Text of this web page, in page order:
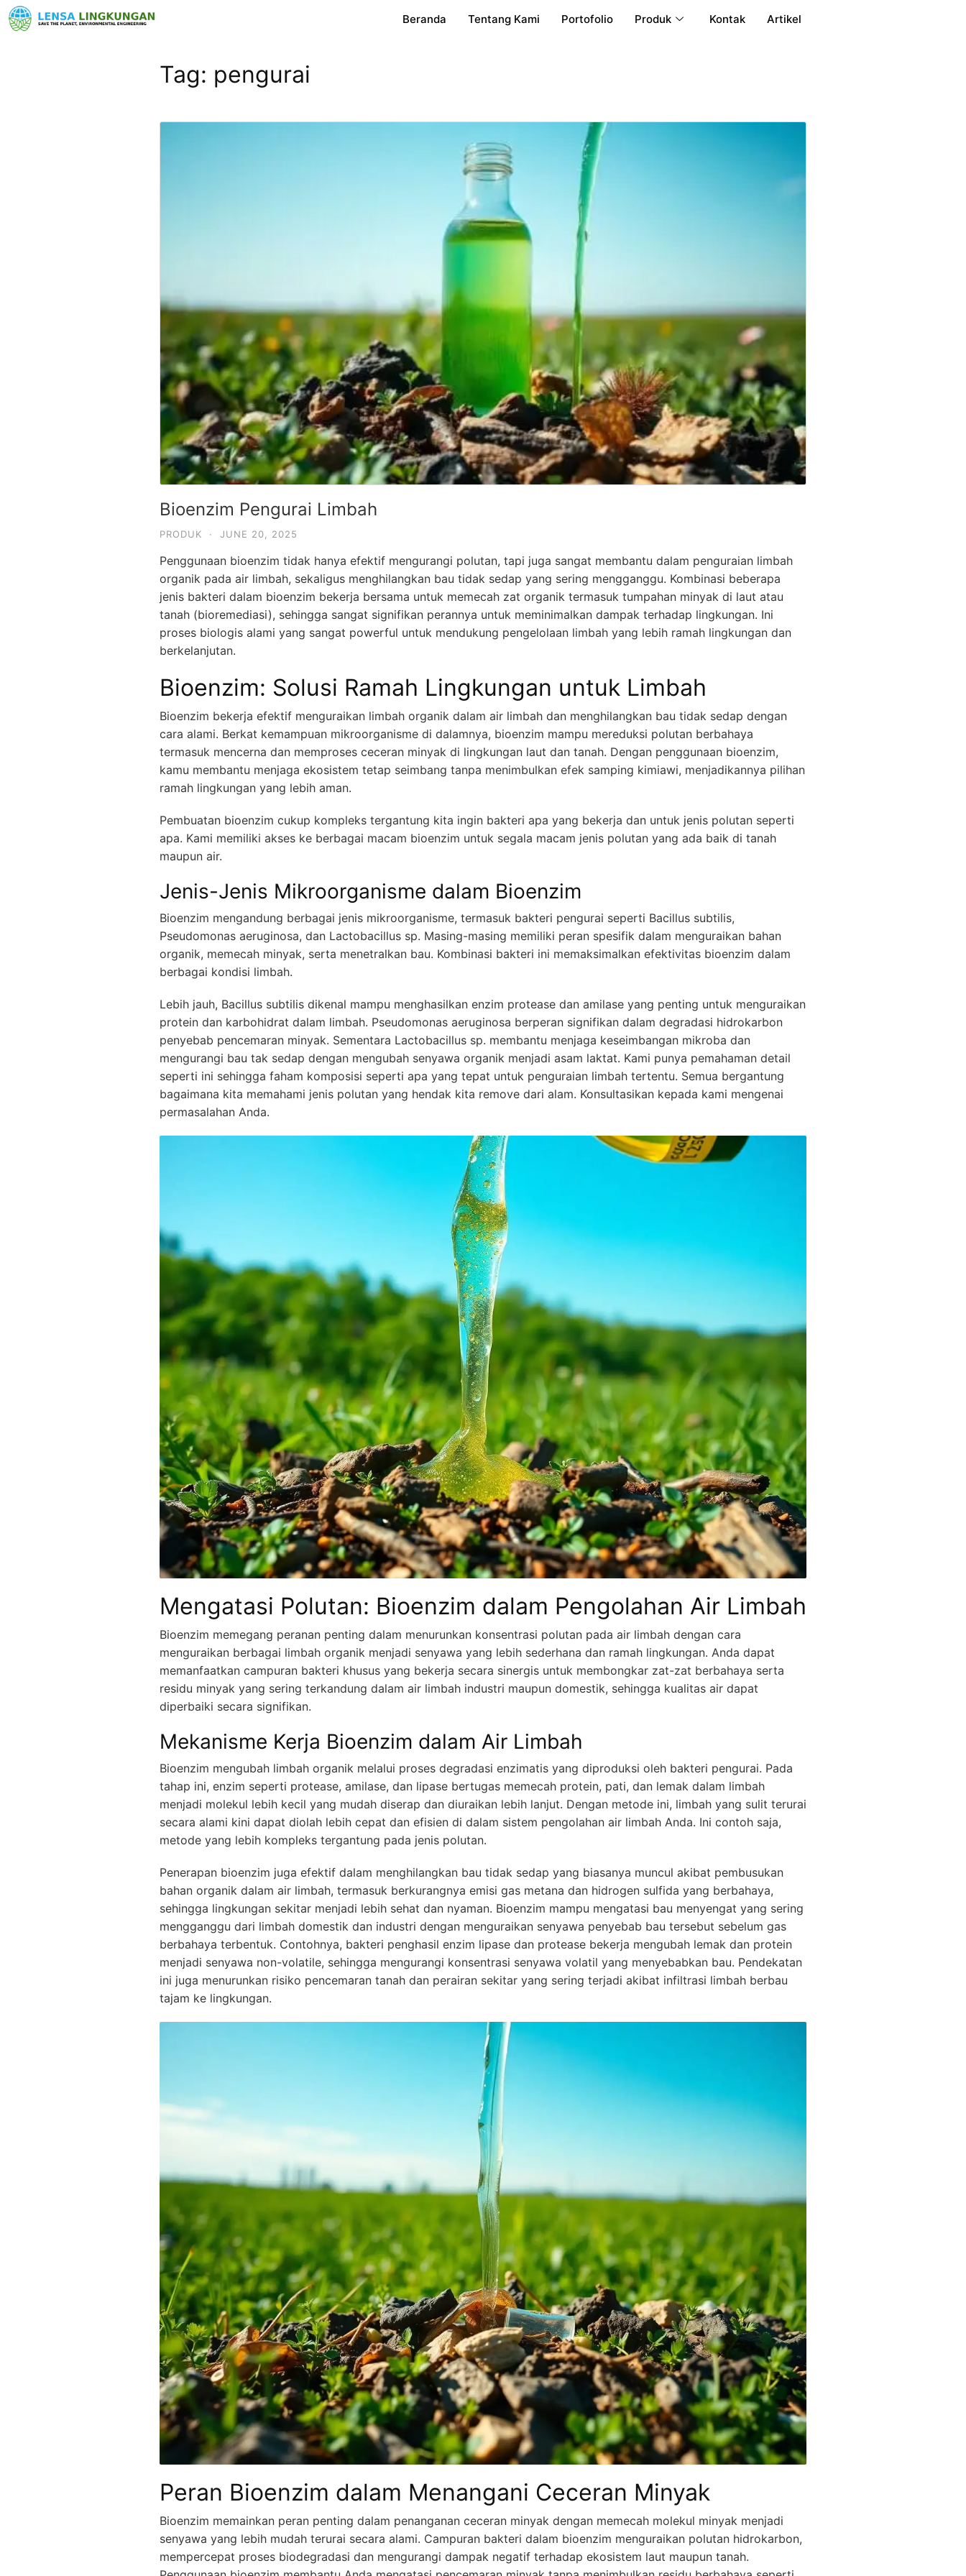
Beranda Tentang Kami Portofolio Produk Kontak Artikel
Tag: pengurai
Bioenzim Pengurai Limbah
PRODUK · JUNE 20, 2025
Penggunaan bioenzim tidak hanya efektif mengurangi polutan, tapi juga sangat membantu dalam penguraian limbah
organik pada air limbah, sekaligus menghilangkan bau tidak sedap yang sering mengganggu. Kombinasi beberapa
jenis bakteri dalam bioenzim bekerja bersama untuk memecah zat organik termasuk tumpahan minyak di laut atau
tanah (bioremediasi), sehingga sangat signifikan perannya untuk meminimalkan dampak terhadap lingkungan. Ini
proses biologis alami yang sangat powerful untuk mendukung pengelolaan limbah yang lebih ramah lingkungan dan
berkelanjutan.
Bioenzim: Solusi Ramah Lingkungan untuk Limbah
Bioenzim bekerja efektif menguraikan limbah organik dalam air limbah dan menghilangkan bau tidak sedap dengan
cara alami. Berkat kemampuan mikroorganisme di dalamnya, bioenzim mampu mereduksi polutan berbahaya
termasuk mencerna dan memproses ceceran minyak di lingkungan laut dan tanah. Dengan penggunaan bioenzim,
kamu membantu menjaga ekosistem tetap seimbang tanpa menimbulkan efek samping kimiawi, menjadikannya pilihan
ramah lingkungan yang lebih aman.
Pembuatan bioenzim cukup kompleks tergantung kita ingin bakteri apa yang bekerja dan untuk jenis polutan seperti
apa. Kami memiliki akses ke berbagai macam bioenzim untuk segala macam jenis polutan yang ada baik di tanah
maupun air.
Jenis-Jenis Mikroorganisme dalam Bioenzim
Bioenzim mengandung berbagai jenis mikroorganisme, termasuk bakteri pengurai seperti Bacillus subtilis,
Pseudomonas aeruginosa, dan Lactobacillus sp. Masing-masing memiliki peran spesifik dalam menguraikan bahan
organik, memecah minyak, serta menetralkan bau. Kombinasi bakteri ini memaksimalkan efektivitas bioenzim dalam
berbagai kondisi limbah.
Lebih jauh, Bacillus subtilis dikenal mampu menghasilkan enzim protease dan amilase yang penting untuk menguraikan
protein dan karbohidrat dalam limbah. Pseudomonas aeruginosa berperan signifikan dalam degradasi hidrokarbon
penyebab pencemaran minyak. Sementara Lactobacillus sp. membantu menjaga keseimbangan mikroba dan
mengurangi bau tak sedap dengan mengubah senyawa organik menjadi asam laktat. Kami punya pemahaman detail
seperti ini sehingga faham komposisi seperti apa yang tepat untuk penguraian limbah tertentu. Semua bergantung
bagaimana kita memahami jenis polutan yang hendak kita remove dari alam. Konsultasikan kepada kami mengenai
permasalahan Anda.
Mengatasi Polutan: Bioenzim dalam Pengolahan Air Limbah
Bioenzim memegang peranan penting dalam menurunkan konsentrasi polutan pada air limbah dengan cara
menguraikan berbagai limbah organik menjadi senyawa yang lebih sederhana dan ramah lingkungan. Anda dapat
memanfaatkan campuran bakteri khusus yang bekerja secara sinergis untuk membongkar zat-zat berbahaya serta
residu minyak yang sering terkandung dalam air limbah industri maupun domestik, sehingga kualitas air dapat
diperbaiki secara signifikan.
Mekanisme Kerja Bioenzim dalam Air Limbah
Bioenzim mengubah limbah organik melalui proses degradasi enzimatis yang diproduksi oleh bakteri pengurai. Pada
tahap ini, enzim seperti protease, amilase, dan lipase bertugas memecah protein, pati, dan lemak dalam limbah
menjadi molekul lebih kecil yang mudah diserap dan diuraikan lebih lanjut. Dengan metode ini, limbah yang sulit terurai
secara alami kini dapat diolah lebih cepat dan efisien di dalam sistem pengolahan air limbah Anda. Ini contoh saja,
metode yang lebih kompleks tergantung pada jenis polutan.
Penerapan bioenzim juga efektif dalam menghilangkan bau tidak sedap yang biasanya muncul akibat pembusukan
bahan organik dalam air limbah, termasuk berkurangnya emisi gas metana dan hidrogen sulfida yang berbahaya,
sehingga lingkungan sekitar menjadi lebih sehat dan nyaman. Bioenzim mampu mengatasi bau menyengat yang sering
mengganggu dari limbah domestik dan industri dengan menguraikan senyawa penyebab bau tersebut sebelum gas
berbahaya terbentuk. Contohnya, bakteri penghasil enzim lipase dan protease bekerja mengubah lemak dan protein
menjadi senyawa non-volatile, sehingga mengurangi konsentrasi senyawa volatil yang menyebabkan bau. Pendekatan
ini juga menurunkan risiko pencemaran tanah dan perairan sekitar yang sering terjadi akibat infiltrasi limbah berbau
tajam ke lingkungan.
Peran Bioenzim dalam Menangani Ceceran Minyak
Bioenzim memainkan peran penting dalam penanganan ceceran minyak dengan memecah molekul minyak menjadi
senyawa yang lebih mudah terurai secara alami. Campuran bakteri dalam bioenzim menguraikan polutan hidrokarbon,
mempercepat proses biodegradasi dan mengurangi dampak negatif terhadap ekosistem laut maupun tanah.